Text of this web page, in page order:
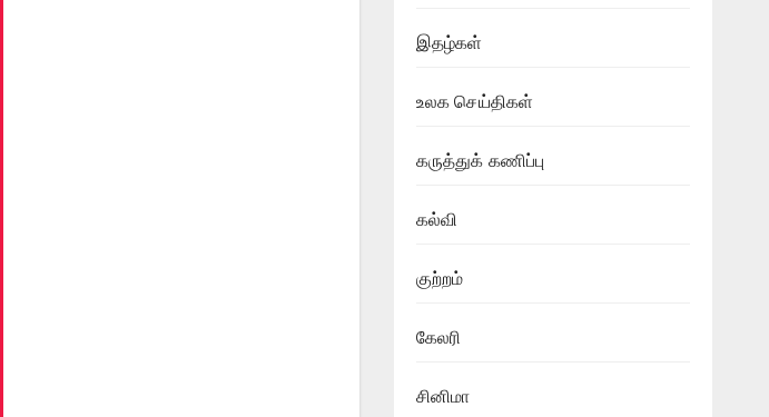
இதழ்கள்
உலக செய்திகள்
கருத்துக் கணிப்பு
கல்வி
குற்றம்
கேலரி
சினிமா